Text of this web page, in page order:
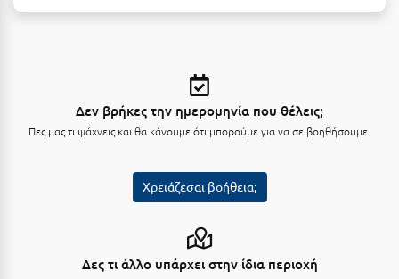
Μονεμβασιά
Μουζάκι
Δεν βρήκες την ημερομηνία που θέλεις;
Πες μας τι ψάχνεις και θα κάνουμε ότι μπορούμε για να σε βοηθήσουμε.
Χρειάζεσαι βοήθεια;
Δες τι άλλο υπάρχει στην ίδια περιοχή